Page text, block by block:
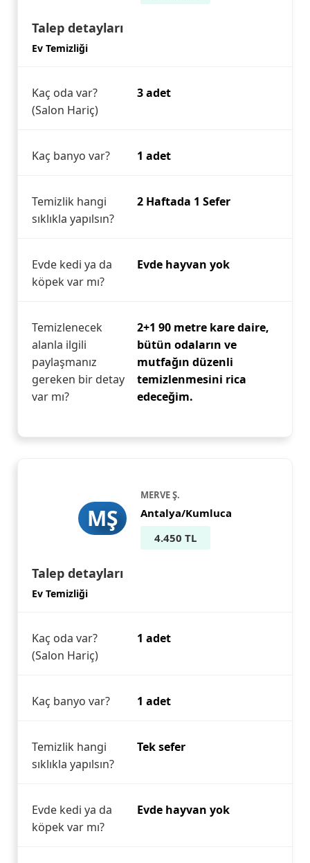
Talep detayları
Ev Temizliği
Kaç oda var?
(Salon Hariç)
3 adet
Kaç banyo var? 1 adet
Temizlik hangi
sıklıkla yapılsın?
2 Haftada 1 Sefer
Evde kedi ya da
köpek var mı?
Evde hayvan yok
Temizlenecek
alanla ilgili
paylaşmanız
gereken bir detay
var mı?
2+1 90 metre kare daire,
bütün odaların ve
mutfağın düzenli
temizlenmesini rica
edeceğim.
MŞ
MERVE Ş.
Antalya/Kumluca
4.450 TL
Talep detayları
Ev Temizliği
Kaç oda var?
(Salon Hariç)
1 adet
Kaç banyo var? 1 adet
Temizlik hangi
sıklıkla yapılsın?
Tek sefer
Evde kedi ya da
köpek var mı?
Evde hayvan yok